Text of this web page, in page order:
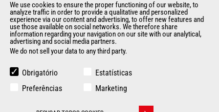
História
General Terms and Conditions of Sale
OUTROS SITES DO GRUPO
Manitou Group
Used Manitou Machines
We use cookies to ensure the proper functioning of our website, to
analyze traffic in order to provide a qualitative and personalized
experience via our content and advertising, to offer new features and
use those available on social networks. We therefore share
information regarding your navigation on our site with our analytical,
advertising and social media partners.
We do not sell your data to any third party.
Obrigatório
Estatísticas
Preferências
Marketing